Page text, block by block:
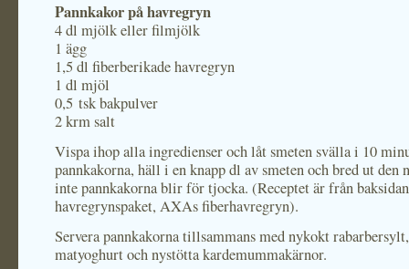
Pannkakor på havregryn
4 dl mjölk eller filmjölk
1 ägg
1,5 dl fiberberikade havregryn
1 dl mjöl
0,5 tsk bakpulver
2 krm salt
Vispa ihop alla ingredienser och låt smeten svälla i 10
pannkakorna, häll i en knapp dl av smeten och bred ut den
inte pannkakorna blir för tjocka. (Receptet är från
havregrynspaket, AXAs fiberhavregryn).
Servera pannkakorna tillsammans med nykokt
matyoghurt och nystötta kardemummakärnor.